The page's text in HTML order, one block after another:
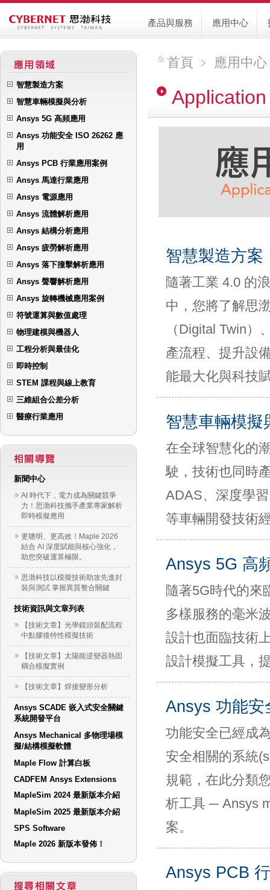
應用中心
產品與服務
智慧製造方案
智慧車輛模擬與分析
Ansys 5G 高頻應用
Ansys 功能安全 ISO 26262 應
用
Ansys PCB 行業應用案例
Ansys 馬達行業應用
Ansys 電源應用
Ansys 流體解析應用
Ansys 結構分析應用
Ansys 疲勞解析應用
Ansys 落下撞擊解析應用
Ansys 聲響解析應用
Ansys 旋轉機械應用案例
符號運算與數值處理
物理建模與機器人
工程分析與最佳化
即時控制
STEM 課程與線上教育
三維組合公差分析
醫療行業應用
新聞中心
AI 時代下，電力成為關鍵競爭
力！思渤科技攜手產業專家解析
即時模擬應用
更聰明、更高效！Maple 2026
結合 AI 深度賦能與核心強化，
助您突破運算極限。
思渤科技以模擬技術助攻先進封
裝與測試 掌握異質整合關鍵
技術資訊與文章列表
【技術文章】光學鏡頭裝配流程
中點膠後特性模擬技術
【技術文章】太陽能逆變器熱固
耦合模擬實例
【技術文章】焊接變形分析
Ansys SCADE 嵌入式安全關鍵
系統開發平台
Ansys Mechanical 多物理場模
擬/結構模擬軟體
Maple Flow 計算白板
CADFEM Ansys Extensions
MapleSim 2024 最新版本介紹
MapleSim 2025 最新版本介紹
SPS Software
Maple 2026 新版本發佈！
首頁 ﹥ 應用中心
智慧製造方案
隨著工業 4.0 的
中，您將了解思
（Digital Twin
產流程、提升設
能最大化與科技
智慧車輛模擬
在全球智慧化的
駛，技術也同時
ADAS、深度學
等車輛開發技術
Ansys 5G 高
隨著5G時代的來
多樣服務的毫米
設計也面臨技術
設計模擬工具，
Ansys 功能安
功能安全已經成
安全相關的系統
規範，在此分類
析工具 ─ Ansys
案。
Ansys PCB